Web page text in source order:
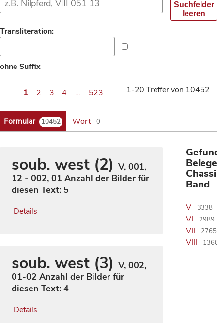
Transliteration:
ohne Suffix
Suchfelder
leeren
1 2 3 4 … 523 1-20 Treffer von 10452
Formular 10452 Wort 0
soub. west (2) V, 001,
12 - 002, 01 Anzahl der Bilder für
diesen Text: 5
Details
soub. west (3) V, 002,
01-02 Anzahl der Bilder für
diesen Text: 4
Details
Band
V 3338
VI 2989
VII 2765
VIII